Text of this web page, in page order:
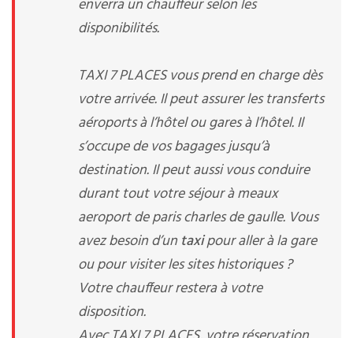
enverra un chauffeur selon les
disponibilités.
TAXI 7 PLACES vous prend en charge dès
votre arrivée. Il peut assurer les transferts
aéroports à l’hôtel ou gares à l’hôtel. Il
s’occupe de vos bagages jusqu’à
destination. Il peut aussi vous conduire
durant tout votre séjour à meaux
aeroport de paris charles de gaulle. Vous
avez besoin d’un taxipour aller à la gare
ou pour visiter les sites historiques ?
Votre chauffeur restera à votre
disposition.